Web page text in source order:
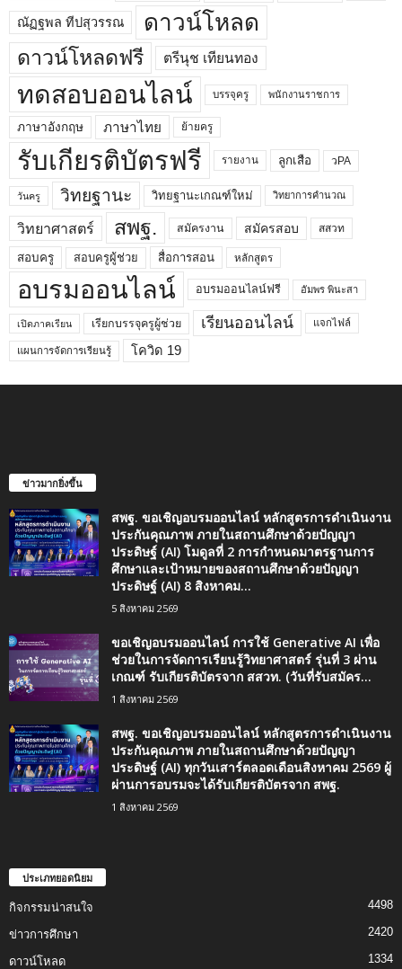
ณัฏฐพล ทีปสุวรรณ ดาวน์โหลด
ดาวน์โหลดฟรี ตรีนุช เทียนทอง
ทดสอบออนไลน์ บรรจุครู พนักงานราชการ
ภาษาอังกฤษ ภาษาไทย ย้ายครู
รับเกียรติบัตรฟรี รายงาน ลูกเสือ วPA
วันครู วิทยฐานะ วิทยฐานะเกณฑ์ใหม่ วิทยาการคำนวณ
วิทยาศาสตร์ สพฐ. สมัครงาน สมัครสอบ สสวท
สอบครู สอบครูผู้ช่วย สื่อการสอน หลักสูตร
อบรมออนไลน์ อบรมออนไลน์ฟรี อัมพร พินะสา
เปิดภาคเรียน เรียกบรรจุครูผู้ช่วย เรียนออนไลน์ แจกไฟล์
แผนการจัดการเรียนรู้ โควิด 19
ข่าวมากยิ่งขึ้น
สพฐ. ขอเชิญอบรมออนไลน์ หลักสูตรการดำเนินงาน
ประกันคุณภาพ ภายในสถานศึกษาด้วยปัญญา
ประดิษฐ์ (AI) โมดูลที่ 2 การกำหนดมาตรฐานการ
ศึกษาและเป้าหมายของสถานศึกษาด้วยปัญญา
ประดิษฐ์ (AI) 8 สิงหาคม...
5 สิงหาคม 2569
ขอเชิญอบรมออนไลน์ การใช้ Generative AI เพื่อ
ช่วยในการจัดการเรียนรู้วิทยาศาสตร์ รุ่นที่ 3 ผ่าน
เกณฑ์ รับเกียรติบัตรจาก สสวท. (วันที่รับสมัคร...
1 สิงหาคม 2569
สพฐ. ขอเชิญอบรมออนไลน์ หลักสูตรการดำเนินงาน
ประกันคุณภาพ ภายในสถานศึกษาด้วยปัญญา
ประดิษฐ์ (AI) ทุกวันเสาร์ตลอดเดือนสิงหาคม 2569 ผู้
ผ่านการอบรมจะได้รับเกียรติบัตรจาก สพฐ.
1 สิงหาคม 2569
ประเภทยอดนิยม
กิจกรรมน่าสนใจ 4498
ข่าวการศึกษา 2420
ดาวน์โหลด 1334